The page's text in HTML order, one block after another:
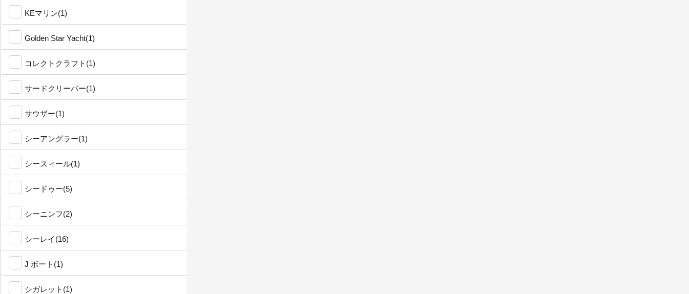
KEマリン(1)
Golden Star Yacht(1)
コレクトクラフト(1)
サードクリーバー(1)
サウザー(1)
シーアングラー(1)
シースィール(1)
シードゥー(5)
シーニンフ(2)
シーレイ(16)
J ボート(1)
シガレット(1)